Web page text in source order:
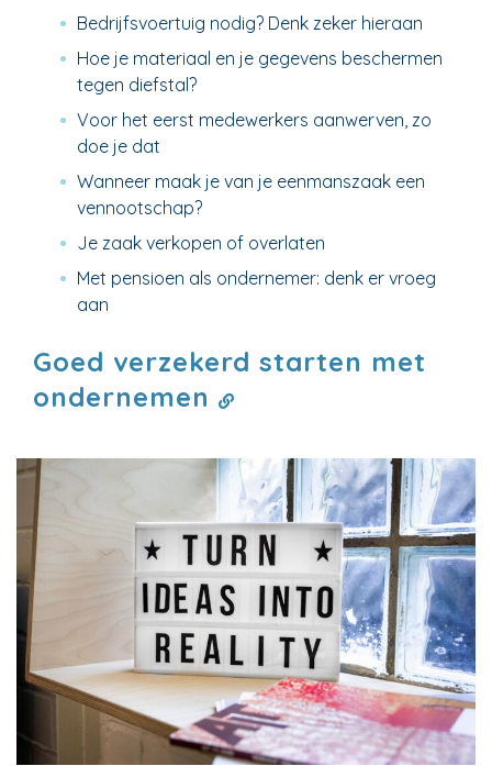
Bedrijfsvoertuig nodig? Denk zeker hieraan
Hoe je materiaal en je gegevens beschermen
tegen diefstal?
Voor het eerst medewerkers aanwerven, zo
doe je dat
Wanneer maak je van je eenmanszaak een
vennootschap?
Je zaak verkopen of overlaten
Met pensioen als ondernemer: denk er vroeg
aan
Goed verzekerd starten met
ondernemen